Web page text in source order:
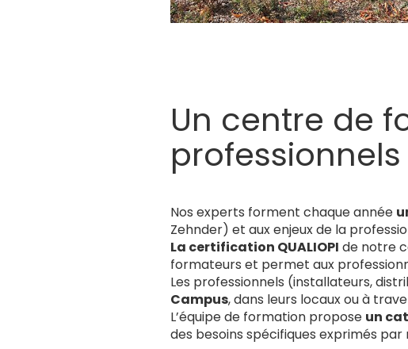
Un centre de
professionnels
Nos experts forment chaque année
Zehnder) et aux enjeux de la
La certification QUALIOPI de notre
formateurs et permet aux
Les professionnels (installateurs,
Campus, dans leurs locaux ou à
L’équipe de formation propose un
des besoins spécifiques exprimés par